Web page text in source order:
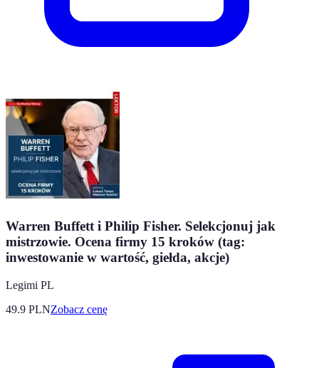
Warren Buffett i Philip Fisher. Selekcjonuj jak
mistrzowie. Ocena firmy 15 kroków (tag:
inwestowanie w wartość, giełda, akcje)
Legimi PL
49.9 PLNZobacz cenę